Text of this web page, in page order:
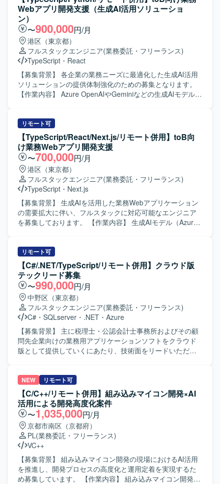
伴うシステム改善を行います。 【開発環境】 フレームワー
ク : Ruby 3.2 / Rails 7.1 フロントエンド : React 18 /
TypeScript 5.1 / Apollo Client (GraphQL) デザインツール：
Figma など データベース : Amazon RDS インフラ : AWS
(ECS) バージョン管理 : Git/GitHub コミュニケーション/タ
スク管理 : Slack, Google Meet, Notion を利用しています。
Webアプリ開発支援（生成AI活用ソリューショ
ン）
〜900,000円/月
港区（東京都）
フルスタックエンジニア(業務委託・フリーランス)
TypeScript ・ React
【募集背景】 各企業の業務ニーズに最適化した生成AI活用
ソリューションの提供体制強化のための募集となります。
【作業内容】 Azure OpenAIやGeminiなどの生成AIモデルを
っていただきます。 各企業の業務ニーズに最適化したWeb
アプリケーションと独自開発のプラグインを組み合わせた
ソリューションにおいて、要件定義や技術選定、基本設
計・詳細設計、フロントエンドおよびバックエンドの実
装、テスト、運用保守までを一貫してご担当いただきま
す。 【求める人物像】 生成AI技術への関心が高く、新しい
技術スタックの選定や検証に主体的に取り組んでいただけ
る方を求めています。顧客の業務課題を理解し、関係者と
円滑にコミュニケーションを取りながらソリューションを
形にしていける方が望ましいです。 【ポジションの魅力】
生成AIを活用した業務Webアプリケーションの設計から運
デルや、TypeScript / React / Next.js / Python / FastAPIとい
ったモダンな技術スタックを活用しながら、業務効率化に
直結するソリューション開発の経験を積んでいただけま
す。 【開発環境】 フロントエンド：TypeScript, React.js,
Next.js, Chakra UI, Playwright バックエンド：Python,
FastAPI, pytest AI/開発支援：GitHub Copilot, Claude Code
等
リモート可
【TypeScript/React/Next.js/リモート併用】toB向
け業務Webアプリ開発支援
〜700,000円/月
港区（東京都）
フルスタックエンジニア(業務委託・フリーランス)
TypeScript ・ Next.js
【募集背景】 生成AIを活用した業務Webアプリケーション
の需要拡大に伴い、フルスタックに対応可能なエンジニア
を募集しております。 【作業内容】 生成AIモデル（Azure
担当いただきます。 多数のプリセットプロンプトを備えた
Webアプリケーションに対して、お客様の業務特性に合わ
せたカスタマイズや機能拡張を行っていただきます。 お客
様ごとに最適化したWebアプリケーションと自社独自開発
プラグインの連携実装を行い、業務ニーズに即したソリュ
ーションを構築していただきます。 要件調整や技術スタッ
ク選定などの上流工程に参画し、仕様策定から実装、テス
ト、リリース後の改善までを継続的に対応していただきま
す。 【求める人物像】 生成AI技術や最新のWeb技術への関
心が高く、自ら情報収集しながら主体的にキャッチアップ
できる方を求めております。 顧客とのコミュニケーション
ロントエンドまで幅広く対応しつつ、チームメンバーと協
調しながら成果物の品質向上に取り組める方を想定してお
ります。 【ポジションの魅力】 Azure OpenAI や Gemini
などの最先端生成AIモデルを活用したプロダクト開発に携
わることで、実践的なAI活用スキルを身につけていただけ
ます。 要件定義から運用まで一貫して関わることができる
ため、フルスタックエンジニアとしての経験を幅広く積む
ことができます。 お客様ごとに異なる業務課題に向き合い
ながら、独自プラグインとの組み合わせによる多様なソリ
ューションを企画・実装できる環境です。 【開発環境】
TypeScript/React/Next.js を用いたフロントエンドと、
リモート可
【C#/.NET/TypeScript/リモート併用】クラウド版
テックリード募集
〜990,000円/月
中野区（東京都）
フルスタックエンジニア(業務委託・フリーランス)
C# ・ SQLserver ・ .NET ・ Azure
【募集背景】 主に税理士・公認会計士事務所およびその顧
問先企業向けの業務用アプリケーションソフトをクラウド
版として提供していくにあたり、技術面をリードいただけ
用クラウドアプリケーションの開発において、バックエン
ドを中心とした設計・実装の技術リードを行っていただき
ます。アーキテクチャ設計や設計方針の決定、コードレビ
ューや品質向上に向けた取り組みなどを推進していただき
ます。 【求める人物像】 設計方針を自ら定めて周囲に共有
しながら、レビューや技術選定を通じて開発チームをリー
ドしていただける方を求めております。若手メンバーの育
成や、技術的な判断を言語化してわかりやすく伝えること
ができる方ですと望ましいです。 【ポジションの魅力】 ク
ラウド版プロダクトの技術的な方向性をリードしながら、
モダンな技術スタックを用いた開発に携わっていただけま
NEW リモート可
【C/C++/リモート併用】組み込みマイコン開発×AI
活用による開発高度化案件
〜1,035,000円/月
京都市南区（京都府）
PL(業務委託・フリーランス)
VC++
【募集背景】 組み込みマイコン開発の現場におけるAI活用
を推進し、開発プロセスの高度化と運用定着を実現するた
め募集しています。 【作業内容】 組み込みマイコン開発に